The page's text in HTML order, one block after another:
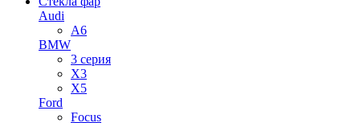
Audi
A6
BMW
3 серия
X3
X5
Ford
Focus